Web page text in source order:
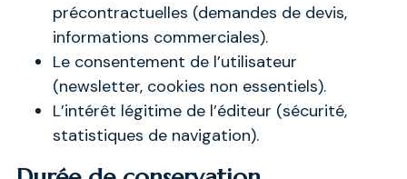
précontractuelles (demandes de devis,
informations commerciales).
Le consentement de l’utilisateur
(newsletter, cookies non essentiels).
L’intérêt légitime de l’éditeur (sécurité,
statistiques de navigation).